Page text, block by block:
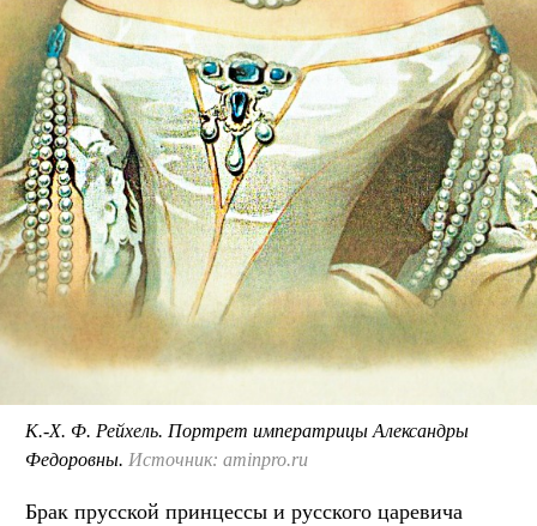
К.-Х. Ф. Рейхель. Портрет императрицы Александры
Федоровны. Источник: aminpro.ru
Брак прусской принцессы и русского царевича